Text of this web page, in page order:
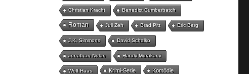
Christian Kracht Benedict Cumberbatch
Roman Juli Zeh Brad Pitt Eric Berg
J.K. Simmons David Schalko
Jonathan Nolan Haruki Murakami
Wolf Haas Krimi-Serie Komödie